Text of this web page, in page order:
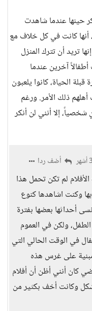
حينها عندما شاهدت
أنها كانت في كل خلاف مع
تريد أن تترك المنزل
آخرين عندما
الحياة، كانوا يلعبون
ذلك الأمر. ورغم
شخصياً، إلا أنني لن أنكر
أضف ردا
لم تكن تحمل هذا
بها وكنت اشاهدها كنوع
أحداثها بعضها بفترة
ولكن في العموم
في الوقت الحالي التي
على غرس هذه
كان أنني أظن أن أفلام
وكانت أخف بكثير من